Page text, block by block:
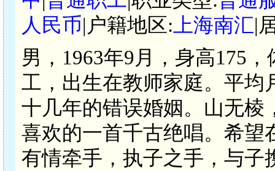
人民币|户籍地区: 上海南汇|
男，1963年9月，身高175
工，出生在教师家庭。平均
十几年的错误婚姻。山无棱
喜欢的一首千古绝唱。希望
有情牵手，执子之手，与子